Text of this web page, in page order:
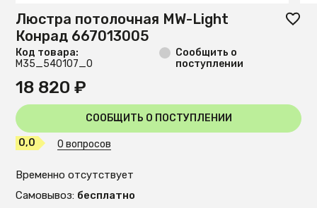
Люстра потолочная MW-Light
Конрад 667013005
Код товара:
М35_540107_0
Сообщить о
поступлении
18 820 ₽
СООБЩИТЬ О ПОСТУПЛЕНИИ
0,0 0 вопросов
Временно отсутствует
Самовывоз: бесплатно